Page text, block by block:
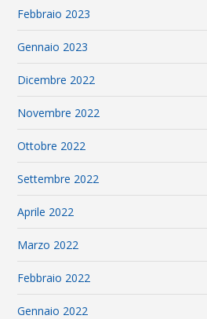
Febbraio 2023
Gennaio 2023
Dicembre 2022
Novembre 2022
Ottobre 2022
Settembre 2022
Aprile 2022
Marzo 2022
Febbraio 2022
Gennaio 2022